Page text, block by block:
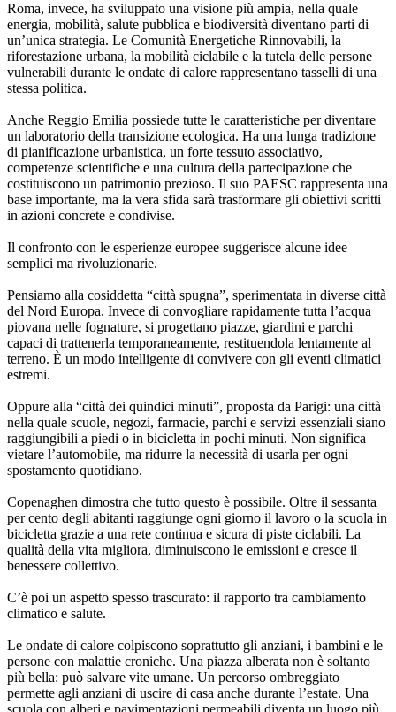
Roma, invece, ha sviluppato una visione più ampia, nella quale
energia, mobilità, salute pubblica e biodiversità diventano parti di
un’unica strategia. Le Comunità Energetiche Rinnovabili, la
riforestazione urbana, la mobilità ciclabile e la tutela delle persone
vulnerabili durante le ondate di calore rappresentano tasselli di una
stessa politica.
Anche Reggio Emilia possiede tutte le caratteristiche per diventare
un laboratorio della transizione ecologica. Ha una lunga tradizione
di pianificazione urbanistica, un forte tessuto associativo,
competenze scientifiche e una cultura della partecipazione che
costituiscono un patrimonio prezioso. Il suo PAESC rappresenta una
base importante, ma la vera sfida sarà trasformare gli obiettivi scritti
in azioni concrete e condivise.
Il confronto con le esperienze europee suggerisce alcune idee
semplici ma rivoluzionarie.
Pensiamo alla cosiddetta “città spugna”, sperimentata in diverse città
del Nord Europa. Invece di convogliare rapidamente tutta l’acqua
piovana nelle fognature, si progettano piazze, giardini e parchi
capaci di trattenerla temporaneamente, restituendola lentamente al
terreno. È un modo intelligente di convivere con gli eventi climatici
estremi.
Oppure alla “città dei quindici minuti”, proposta da Parigi: una città
nella quale scuole, negozi, farmacie, parchi e servizi essenziali siano
raggiungibili a piedi o in bicicletta in pochi minuti. Non significa
vietare l’automobile, ma ridurre la necessità di usarla per ogni
spostamento quotidiano.
Copenaghen dimostra che tutto questo è possibile. Oltre il sessanta
per cento degli abitanti raggiunge ogni giorno il lavoro o la scuola in
bicicletta grazie a una rete continua e sicura di piste ciclabili. La
qualità della vita migliora, diminuiscono le emissioni e cresce il
benessere collettivo.
C’è poi un aspetto spesso trascurato: il rapporto tra cambiamento
climatico e salute.
Le ondate di calore colpiscono soprattutto gli anziani, i bambini e le
persone con malattie croniche. Una piazza alberata non è soltanto
più bella: può salvare vite umane. Un percorso ombreggiato
permette agli anziani di uscire di casa anche durante l’estate. Una